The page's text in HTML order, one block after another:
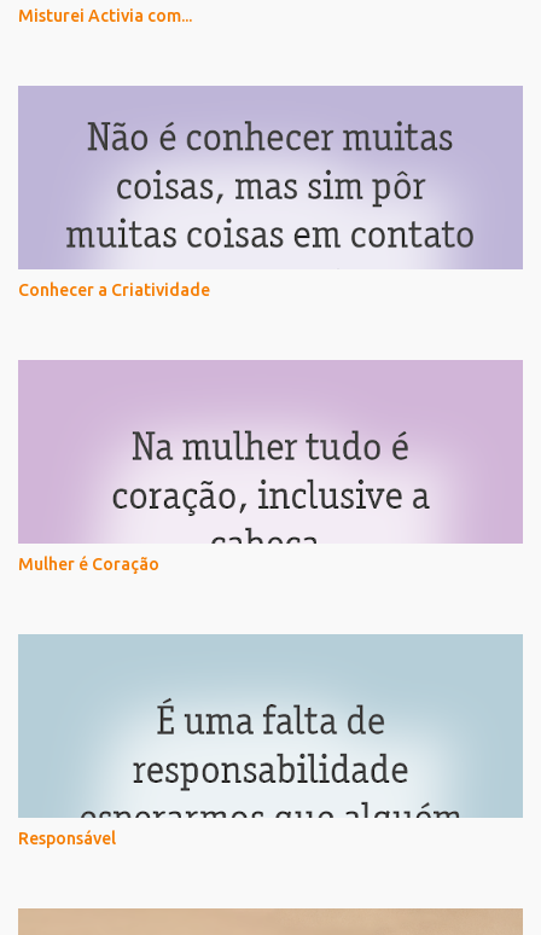
Misturei Activia com...
Conhecer a Criatividade
Mulher é Coração
Responsável